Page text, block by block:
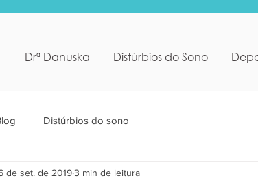
Drª Danuska Distúrbios do Sono
Distúrbios do sono
de set. de 20193 min de leitura